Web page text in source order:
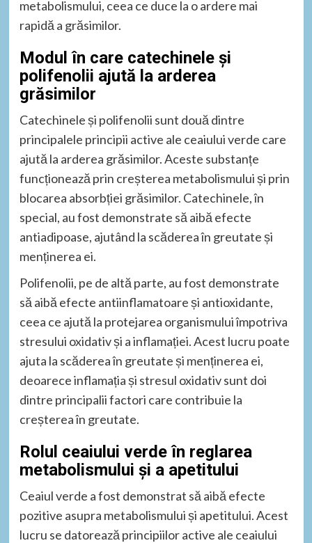
metabolismului, ceea ce duce la o ardere mai
rapidă a grăsimilor.
Modul în care catechinele și
polifenolii ajută la arderea
grăsimilor
Catechinele și polifenolii sunt două dintre
principalele principii active ale ceaiului verde care
ajută la arderea grăsimilor. Aceste substanțe
funcționează prin creșterea metabolismului și prin
blocarea absorbției grăsimilor. Catechinele, în
special, au fost demonstrate să aibă efecte
antiadipoase, ajutând la scăderea în greutate și
menținerea ei.
Polifenolii, pe de altă parte, au fost demonstrate
să aibă efecte antiinflamatoare și antioxidante,
ceea ce ajută la protejarea organismului împotriva
stresului oxidativ și a inflamației. Acest lucru poate
ajuta la scăderea în greutate și menținerea ei,
deoarece inflamația și stresul oxidativ sunt doi
dintre principalii factori care contribuie la
creșterea în greutate.
Rolul ceaiului verde în reglarea
metabolismului și a apetitului
Ceaiul verde a fost demonstrat să aibă efecte
pozitive asupra metabolismului și apetitului. Acest
lucru se datorează principiilor active ale ceaiului